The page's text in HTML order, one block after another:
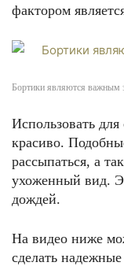
фактором
Бортики являются важным
Использовать
красиво.
рассыпаться, а
ухоженный вид.
дождей.
На видео ниже
сделать